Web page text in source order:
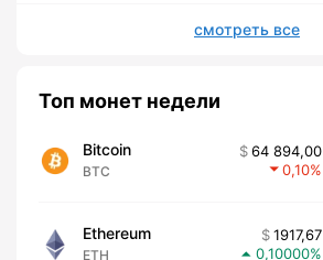
смотреть все
Топ монет недели
Bitcoin
BTC
64 894,00
0,10
Ethereum
ETH
1917,67
0,10000